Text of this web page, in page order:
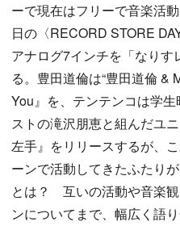
ーで現在はフリーで音楽活
日の〈RECORD STORE
アナログ7インチを「なり
る。豊田道倫は“豊田道倫 &
You』を、テンテンコは学
ストの滝沢朋恵と組んだユ
左手』をリリースするが、
ーンで活動してきたふたり
とは？ 互いの活動や音楽
ンについてまで、幅広く語